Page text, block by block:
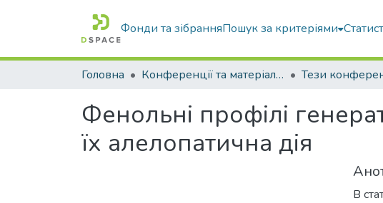
Фонди та зібранняПошук за критеріями
Головна Конференції та матеріали конференцій Тези
Фенольні профілі
їх алелопатична дія
В